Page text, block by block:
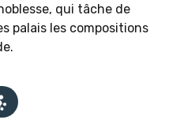
qui tâche de
palais les compositions